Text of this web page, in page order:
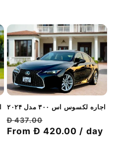
اجاره لکسوس اس ۳۰۰ مدل ۲۰۲۴
قیمت
معمولی
Đ 437.00
با
From Đ 420.00 / day